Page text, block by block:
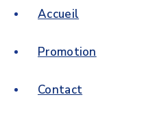
Accueil
Promotion
Contact